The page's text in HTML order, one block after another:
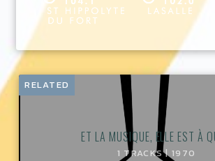
RELATED
ET LA MUSIQUE, ELLE EST À
1 TRACKS | 1970